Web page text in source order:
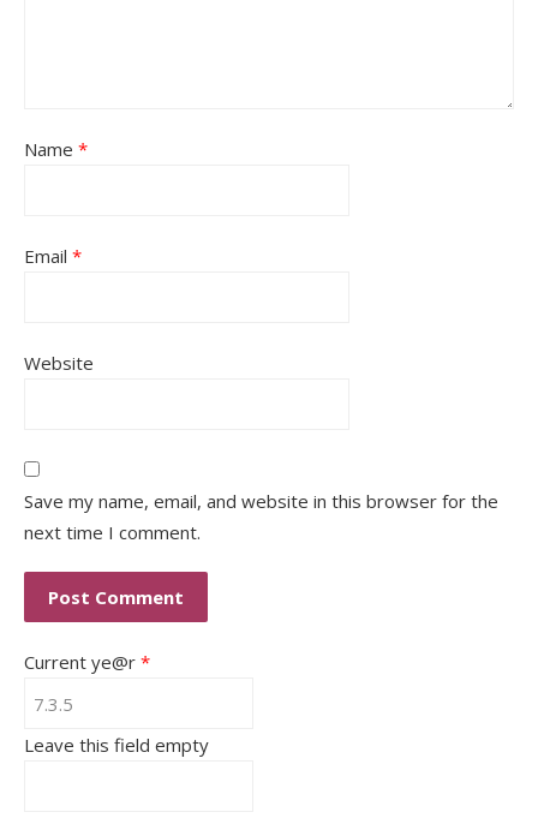
Name *
Email *
Website
Save my name, email, and website in this browser for the
next time I comment.
Current ye@r *
Leave this field empty